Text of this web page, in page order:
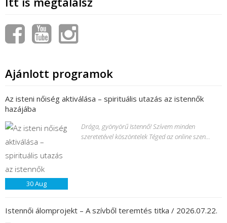
Ajánlott programok
Az isteni nőiség aktiválása – spirituális utazás az istennők
hazájába
30Aug
Drága, gyönyörű Istennő! Szívem minden
szeretetével köszöntelek Téged az online szen...
Istennői álomprojekt – A szívből teremtés titka / 2026.07.22.